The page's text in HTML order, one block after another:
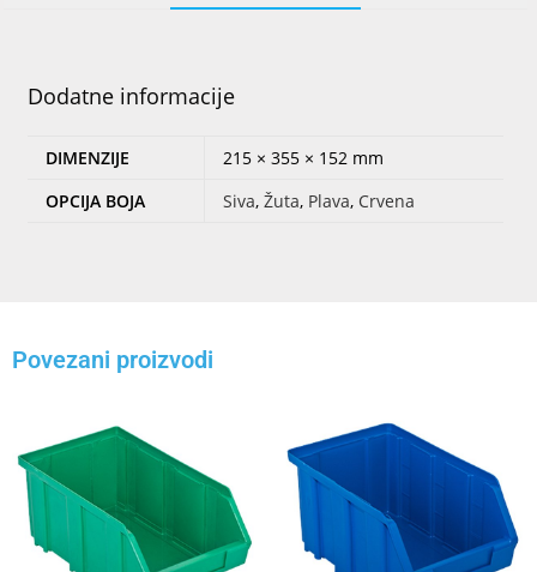
Dodatne informacije
DIMENZIJE
215 × 355 × 152 mm
OPCIJA BOJA
Siva, Žuta, Plava, Crvena
Povezani proizvodi